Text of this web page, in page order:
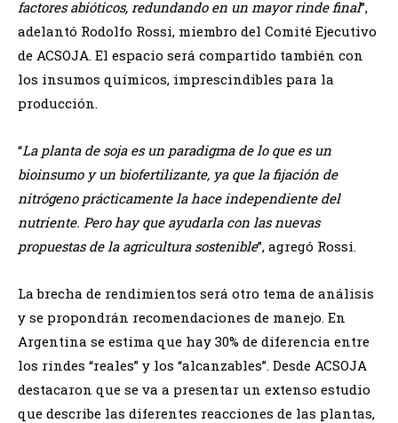
factores abióticos, redundando en un mayor rinde final”,
adelantó Rodolfo Rossi, miembro del Comité Ejecutivo
de ACSOJA. El espacio será compartido también con
los insumos químicos, imprescindibles para la
producción.
“La planta de soja es un paradigma de lo que es un
bioinsumo y un biofertilizante, ya que la fijación de
nitrógeno prácticamente la hace independiente del
nutriente. Pero hay que ayudarla con las nuevas
propuestas de la agricultura sostenible”, agregó Rossi.
La brecha de rendimientos será otro tema de análisis
y se propondrán recomendaciones de manejo. En
Argentina se estima que hay 30% de diferencia entre
los rindes “reales” y los “alcanzables”. Desde ACSOJA
destacaron que se va a presentar un extenso estudio
que describe las diferentes reacciones de las plantas,